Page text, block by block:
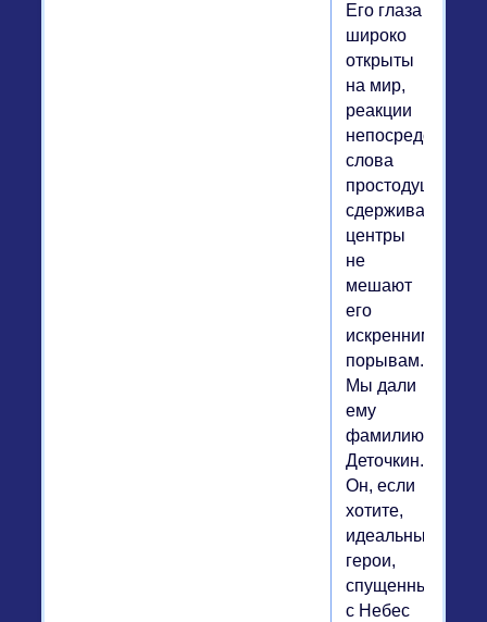
Его глаза
широко
открыты
на мир,
реакции
слова
простодушны,
сдерживающие
центры
не
мешают
его
искренним
порывам.
Мы дали
ему
фамилию
Деточкин.
Он, если
хотите,
идеальный
герои,
спущенный
с Небес